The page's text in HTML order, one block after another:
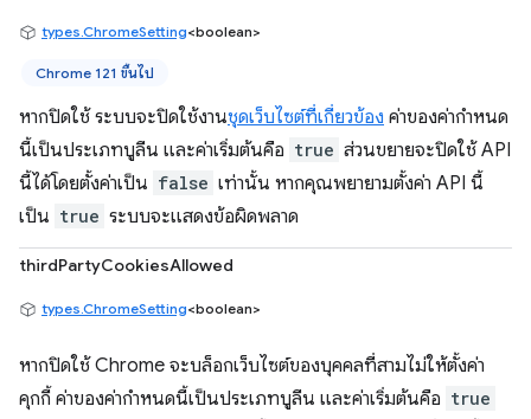
types.ChromeSetting<boolean>
Chrome 121 ขึ้นไป
หากปิดใช้ ระบบจะปิดใช้งานชุดเว็บไซต์ที่เกี่ยวข้อง ค่าของค่ากำหนด
นี้เป็นประเภทบูลีน และค่าเริ่มต้นคือ true ส่วนขยายจะปิดใช้ API
นี้ได้โดยตั้งค่าเป็น false เท่านั้น หากคุณพยายามตั้งค่า API นี้
เป็น true ระบบจะแสดงข้อผิดพลาด
thirdPartyCookiesAllowed
types.ChromeSetting<boolean>
หากปิดใช้ Chrome จะบล็อกเว็บไซต์ของบุคคลที่สามไม่ให้ตั้งค่า
คุกกี้ ค่าของค่ากำหนดนี้เป็นประเภทบูลีน และค่าเริ่มต้นคือ true